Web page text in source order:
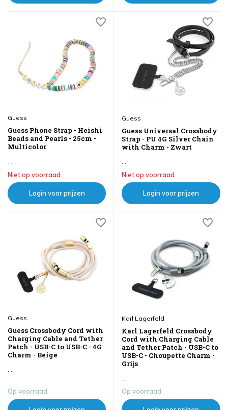
Guess
Guess Phone Strap - Heishi
Beads and Pearls - 25cm -
Multicolor
Niet op voorraad
Login voor prijzen
Guess
Guess Universal Crossbody
Strap - PU 4G Silver Chain
with Charm - Zwart
Niet op voorraad
Login voor prijzen
Guess
Guess Crossbody Cord with
Charging Cable and Tether
Patch - USB-C to USB-C - 4G
Charm - Beige
...
Op voorraad
Karl Lagerfeld
Karl Lagerfeld Crossbody
Cord with Charging Cable
and Tether Patch - USB-C to
USB-C - Choupette Charm -
Grijs
...
Op voorraad